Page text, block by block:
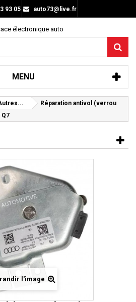
93 05 auto73@live.fr
MENU
Réparation antivol (verrou
l'image